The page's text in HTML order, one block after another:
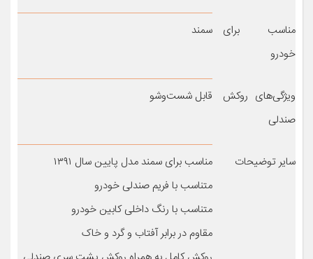
مناسب برای
خودرو
سمند
ویژگی‌های روکش
صندلی
قابل شست‌وشو
سایر توضیحات
مناسب برای سمند مدل پایین سال ۱۳۹۱
متناسب با فریم صندلی خودرو
متناسب با رنگ داخلی کابین خودرو
مقاوم در برابر آفتاب و گرد و خاک